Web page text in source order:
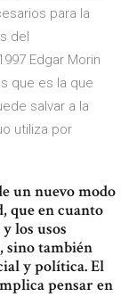
para la
del
Edgar Morin
que es la que
salvar a la
utiliza por
un nuevo modo
que en cuanto
los usos
sino también
y política. El
pensar en